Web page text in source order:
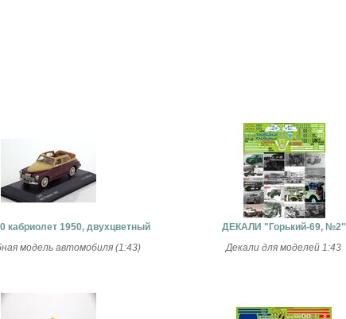
кабриолет 1950, двухцветный
модель автомобиля (1:43)
ДЕКАЛИ "Горький-69, №2"
Декали для моделей 1:43